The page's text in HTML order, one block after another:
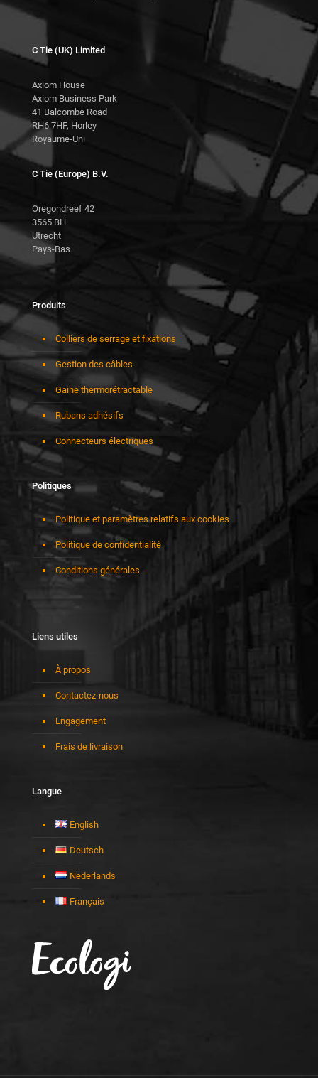
C Tie (UK) Limited
Axiom House
Axiom Business Park
41 Balcombe Road
RH6 7HF, Horley
Royaume-Uni
C Tie (Europe) B.V.
Oregondreef 42
3565 BH
Utrecht
Pays-Bas
Produits
Colliers de serrage et fixations
Gestion des câbles
Gaine thermorétractable
Rubans adhésifs
Connecteurs électriques
Politiques
Politique et paramètres relatifs aux cookies
Politique de confidentialité
Conditions générales
Liens utiles
À propos
Contactez-nous
Engagement
Frais de livraison
Langue
English
Deutsch
Nederlands
Français